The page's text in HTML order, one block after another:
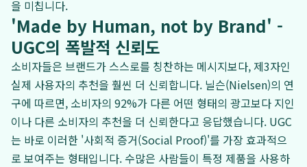
을 미칩니다.
'Made by Human, not by Brand' -
UGC의 폭발적 신뢰도
소비자들은 브랜드가 스스로를 칭찬하는 메시지보다, 제3자인
실제 사용자의 추천을 훨씬 더 신뢰합니다. 닐슨(Nielsen)의 연
구에 따르면, 소비자의 92%가 다른 어떤 형태의 광고보다 지인
이나 다른 소비자의 추천을 더 신뢰한다고 응답했습니다. UGC
는 바로 이러한 '사회적 증거(Social Proof)'를 가장 효과적으
로 보여주는 형태입니다. 수많은 사람들이 특정 제품을 사용하